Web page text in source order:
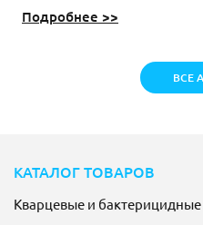
Подробнее >>
ВСЕ
КАТАЛОГ ТОВАРОВ
Кварцевые и